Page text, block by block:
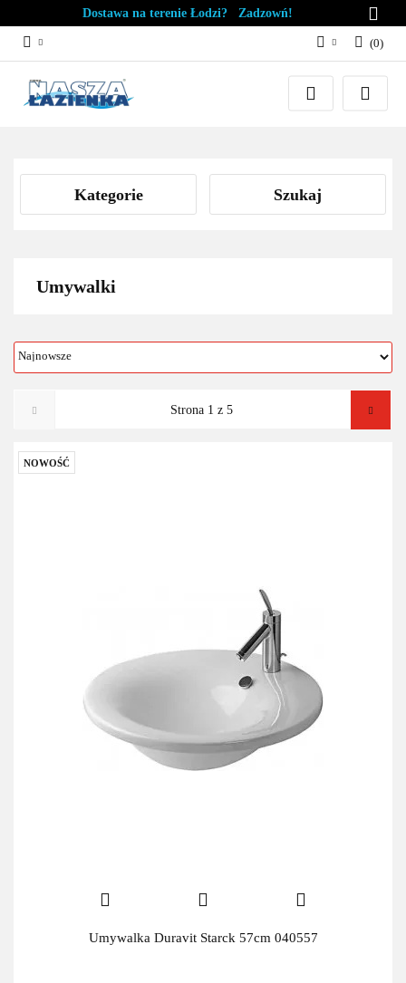
Dostawa na terenie Łodzi? Zadzowń!
Zaloguj się
Załóż konto
(0)
Kategorie Szukaj
Umywalki
NOWOŚĆ
Umywalka Duravit Starck 57cm 040557